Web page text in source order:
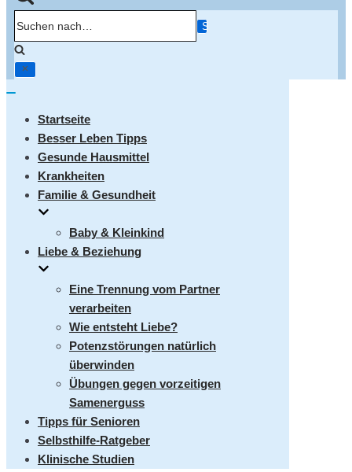
Startseite
Besser Leben Tipps
Gesunde Hausmittel
Krankheiten
Familie & Gesundheit
Baby & Kleinkind
Liebe & Beziehung
Eine Trennung vom Partner
verarbeiten
Wie entsteht Liebe?
Potenzstörungen natürlich
überwinden
Übungen gegen vorzeitigen
Samenerguss
Tipps für Senioren
Selbsthilfe-Ratgeber
Klinische Studien